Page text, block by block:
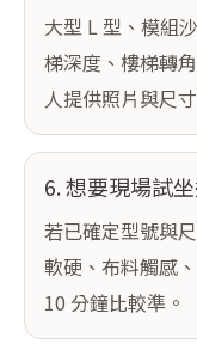
大型 L 型、模組
梯深度、樓梯轉
人提供照片與尺
6. 想要現場試
若已確定型號與
軟硬、布料觸感
10 分鐘比較準。